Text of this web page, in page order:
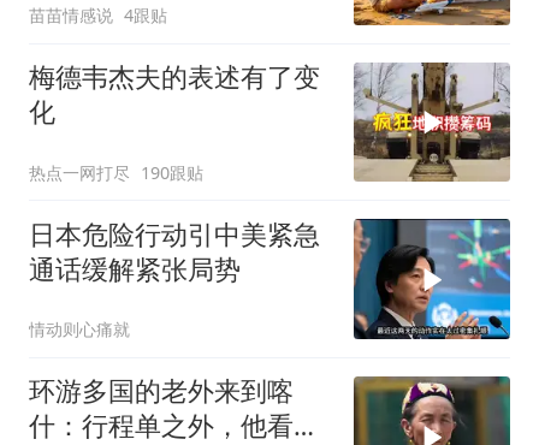
苗苗情感说 4跟贴
梅德韦杰夫的表述有了变
化
热点一网打尽 190跟贴
日本危险行动引中美紧急
通话缓解紧张局势
情动则心痛就
环游多国的老外来到喀
什：行程单之外，他看到